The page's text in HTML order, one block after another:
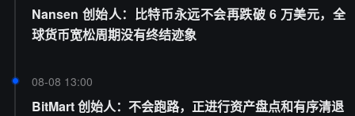
Nansen 创始人：比特币永远不会再跌破 6 万美元，全
球货币宽松周期没有终结迹象
08-08 13:00
BitMart 创始人：不会跑路，正进行资产盘点和有序清退